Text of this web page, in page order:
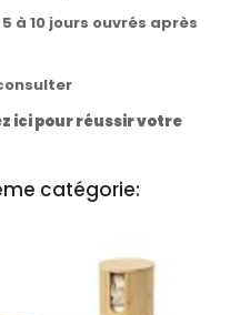
à 10 jours ouvrés après
ici pour réussir votre
catégorie: